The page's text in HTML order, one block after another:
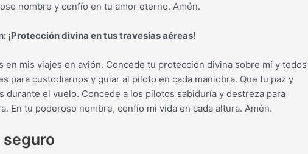
nombre y confío en tu amor eterno. Amén.
¡Protección divina en tus travesías aéreas!
en mis viajes en avión. Concede tu protección divina sobre mí y todos
para custodiarnos y guiar al piloto en cada maniobra. Que tu paz y
el vuelo. Concede a los pilotos sabiduría y destreza para
En tu poderoso nombre, confío mi vida en cada altura. Amén.
seguro